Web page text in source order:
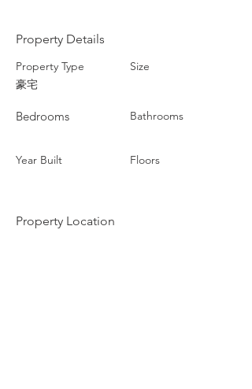
Property Details
Property Type
豪宅
Bedrooms
Year Built
Size
Bathrooms
Floors
Property Location